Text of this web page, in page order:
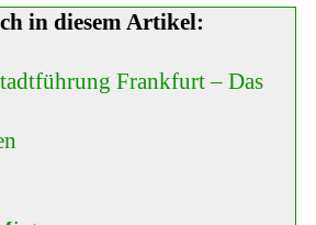
in diesem Artikel:
Frankfurt – Das